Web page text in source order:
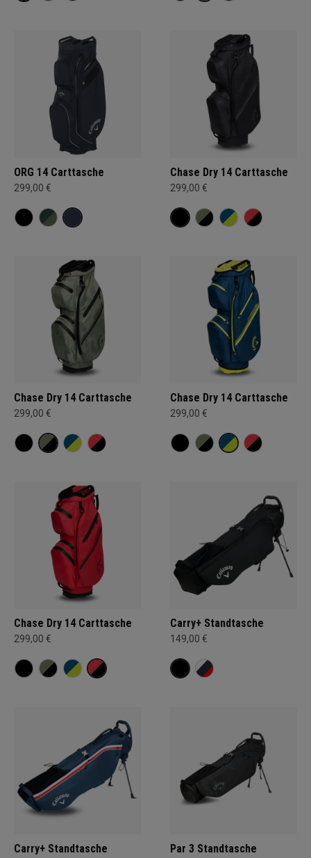
ORG 14 Carttasche
299,00 €
Chase Dry 14 Carttasche
299,00 €
Chase Dry 14 Carttasche
299,00 €
Chase Dry 14 Carttasche
299,00 €
Chase Dry 14 Carttasche
299,00 €
Carry+ Standtasche
149,00 €
Carry+ Standtasche Par 3 Standtasche